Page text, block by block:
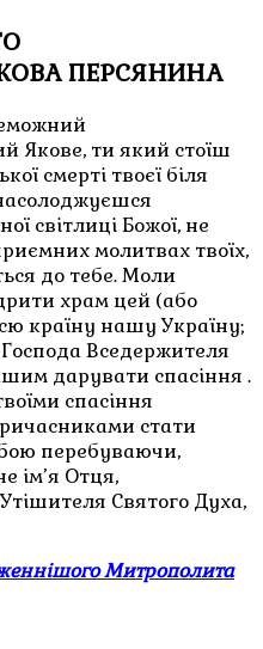
ПЕРСЯНИНА
Якове, ти який стоїш
смерті твоєї біля
світлиці Божої, не
молитвах твоїх,
до тебе. Моли
храм цей (або
країну нашу Україну;
Вседержителя
дарувати спасіння .
спасіння
стати
перебуваючи,
ім’я Отця,
Святого Духа,
Митрополита